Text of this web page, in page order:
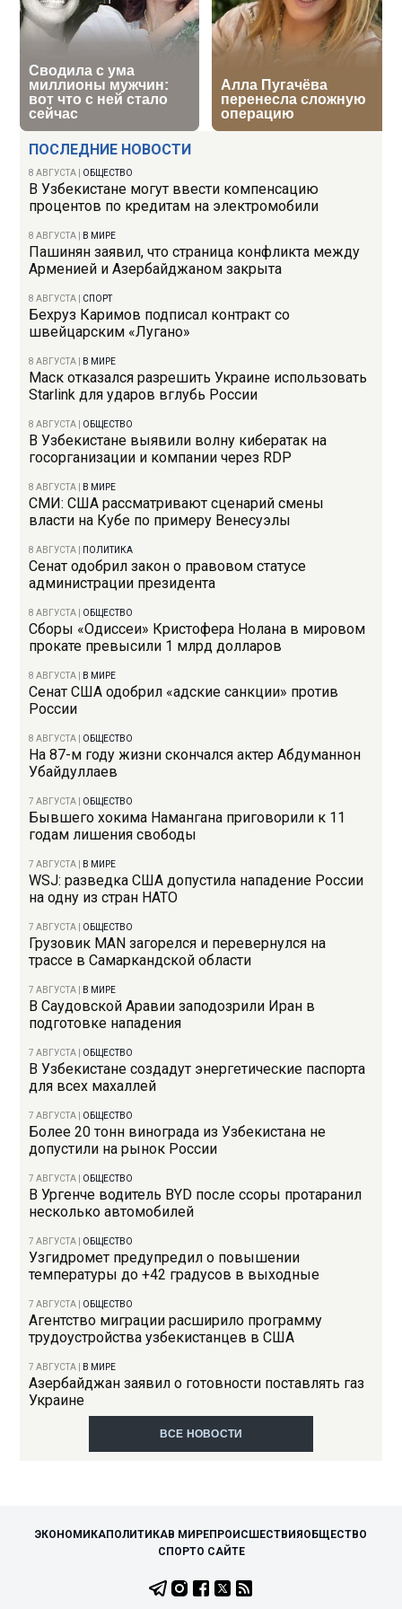
ПОСЛЕДНИЕ НОВОСТИ
8 АВГУСТА ОБЩЕСТВО
В Узбекистане могут ввести компенсацию
процентов по кредитам на электромобили
8 АВГУСТА В МИРЕ
Пашинян заявил, что страница конфликта между
Арменией и Азербайджаном закрыта
8 АВГУСТА СПОРТ
Бехруз Каримов подписал контракт со
швейцарским «Лугано»
8 АВГУСТА В МИРЕ
Маск отказался разрешить Украине использовать
Starlink для ударов вглубь России
8 АВГУСТА ОБЩЕСТВО
В Узбекистане выявили волну кибератак на
госорганизации и компании через RDP
8 АВГУСТА В МИРЕ
СМИ: США рассматривают сценарий смены
власти на Кубе по примеру Венесуэлы
8 АВГУСТА ПОЛИТИКА
Сенат одобрил закон о правовом статусе
администрации президента
8 АВГУСТА ОБЩЕСТВО
Сборы «Одиссеи» Кристофера Нолана в мировом
прокате превысили 1 млрд долларов
8 АВГУСТА В МИРЕ
Сенат США одобрил «адские санкции» против
России
8 АВГУСТА ОБЩЕСТВО
На 87-м году жизни скончался актер Абдуманнон
Убайдуллаев
7 АВГУСТА ОБЩЕСТВО
Бывшего хокима Намангана приговорили к 11
годам лишения свободы
7 АВГУСТА В МИРЕ
WSJ: разведка США допустила нападение России
на одну из стран НАТО
7 АВГУСТА ОБЩЕСТВО
Грузовик MAN загорелся и перевернулся на
трассе в Самаркандской области
7 АВГУСТА В МИРЕ
В Саудовской Аравии заподозрили Иран в
подготовке нападения
7 АВГУСТА ОБЩЕСТВО
В Узбекистане создадут энергетические паспорта
для всех махаллей
7 АВГУСТА ОБЩЕСТВО
Более 20 тонн винограда из Узбекистана не
допустили на рынок России
7 АВГУСТА ОБЩЕСТВО
В Ургенче водитель BYD после ссоры протаранил
несколько автомобилей
7 АВГУСТА ОБЩЕСТВО
Узгидромет предупредил о повышении
температуры до +42 градусов в выходные
7 АВГУСТА ОБЩЕСТВО
Агентство миграции расширило программу
трудоустройства узбекистанцев в США
7 АВГУСТА В МИРЕ
Азербайджан заявил о готовности поставлять газ
Украине
ВСЕ НОВОСТИ
ЭКОНОМИКАПОЛИТИКАВ МИРЕПРОИСШЕСТВИЯ ОБЩЕСТВО
СПОРТО САЙТЕ